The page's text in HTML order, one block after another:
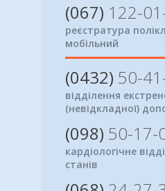
(067) 122-
реєстратура
мобільний
(0432) 50-
відділення
(невідкладної)
(098) 50-17-
кардіологічне
станів